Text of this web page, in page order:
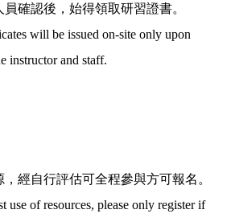
確認後，始得領取研習證書。
will be issued on-site only upon
instructor and staff.
經自行評估可全程參與方可報名。
use of resources, please only register if